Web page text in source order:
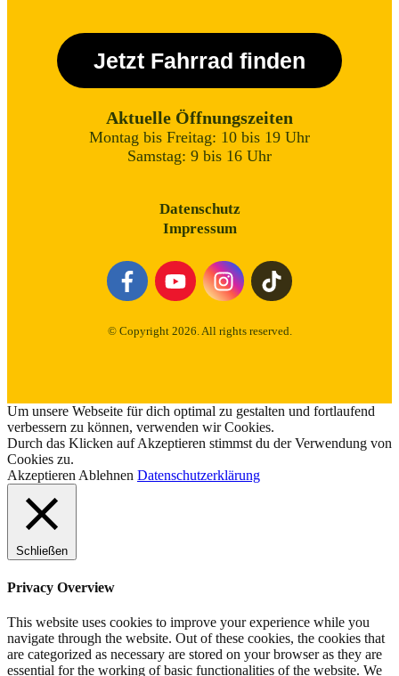
Jetzt Fahrrad finden
Aktuelle Öffnungszeiten
Montag bis Freitag: 10 bis 19 Uhr
Samstag: 9 bis 16 Uhr
Datenschutz
Impressum
© Copyright 2026. All rights reserved.
Um unsere Webseite für dich optimal zu gestalten und fortlaufend
verbessern zu können, verwenden wir Cookies.
Durch das Klicken auf Akzeptieren stimmst du der Verwendung von
Cookies zu.
AkzeptierenAblehnen Datenschutzerklärung
Schließen
Privacy Overview
This website uses cookies to improve your experience while you
navigate through the website. Out of these cookies, the cookies that
are categorized as necessary are stored on your browser as they are
essential for the working of basic functionalities of the website. We